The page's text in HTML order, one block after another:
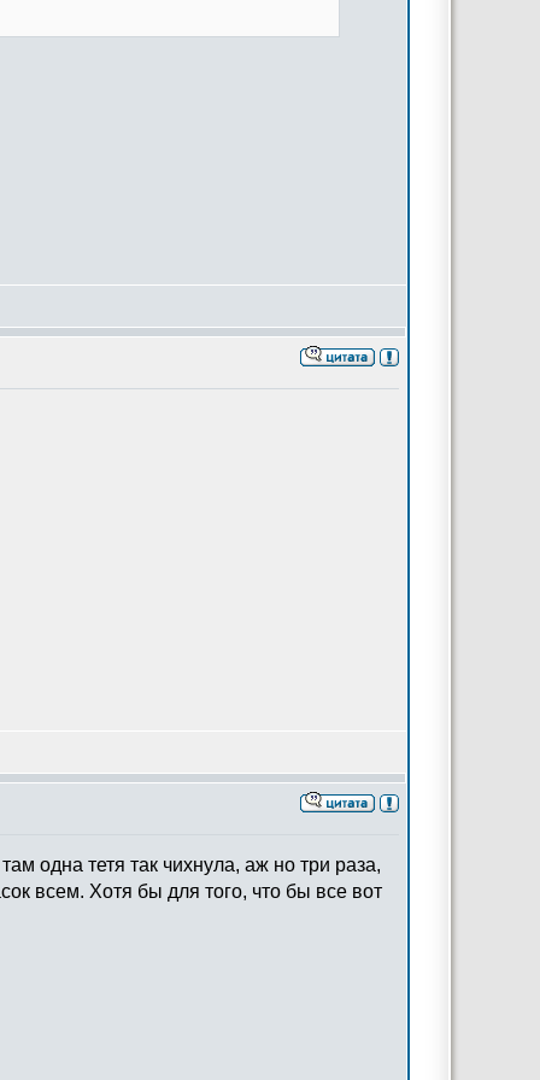
одна тетя так чихнула, аж но три раза,
всем. Хотя бы для того, что бы все вот